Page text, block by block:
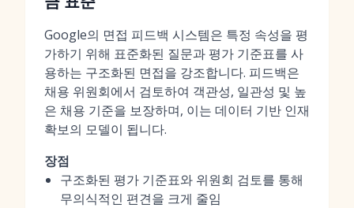
Google의 면접 피드백 시스템은 특정 속성을 평
가하기 위해 표준화된 질문과 평가 기준표를 사
용하는 구조화된 면접을 강조합니다. 피드백은
채용 위원회에서 검토하여 객관성, 일관성 및 높
은 채용 기준을 보장하며, 이는 데이터 기반 인재
확보의 모델이 됩니다.
장점
구조화된 평가 기준표와 위원회 검토를 통해
무의식적인 편견을 크게 줄임